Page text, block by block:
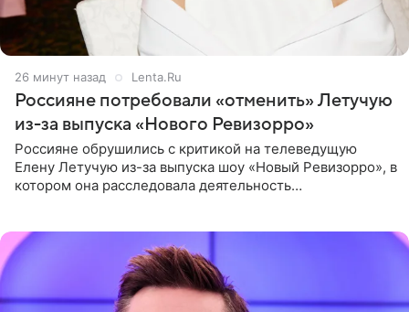
26 минут назад Lenta.Ru
Россияне потребовали «отменить» Летучую
из-за выпуска «Нового Ревизорро»
Россияне обрушились с критикой на телеведущую
Елену Летучую из-за выпуска шоу «Новый Ревизорро», в
котором она расследовала деятельность